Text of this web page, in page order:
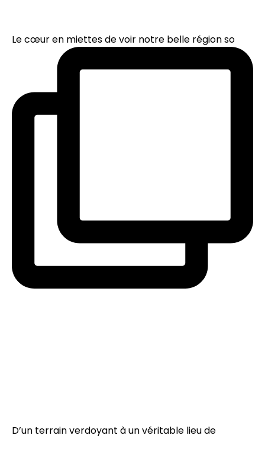
Le cœur en miettes de voir notre belle région so
D’un terrain verdoyant à un véritable lieu de